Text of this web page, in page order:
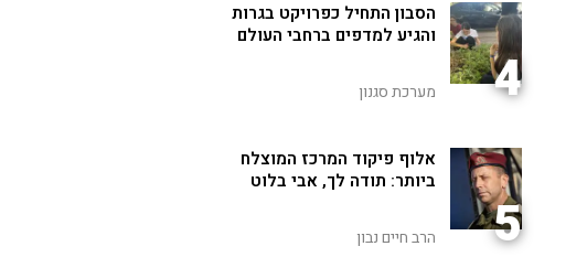
4
הסבון התחיל כפרויקט בגרות
והגיע למדפים ברחבי העולם
מערכת סגנון
5
אלוף פיקוד המרכז המוצלח
ביותר: תודה לך, אבי בלוט
הרב חיים נבון